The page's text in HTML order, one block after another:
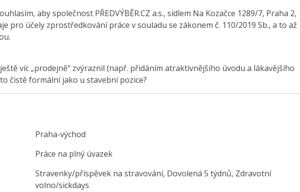
aby společnost PŘEDVÝBĚR.CZ a.s., sídlem Na Kozačce 1289/7, Praha 2,
pro účely zprostředkování práce v souladu se zákonem č. 110/2019 Sb., a to až
víc „prodejně“ zvýraznil (např. přidáním atraktivnějšího úvodu a lákavějšího
čistě formální jako u stavební pozice?
Praha-východ
Práce na plný úvazek
Stravenky/příspěvek na stravování, Dovolená 5 týdnů, Zdravotní
volno/sickdays